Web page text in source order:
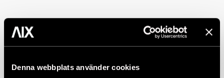
Denna webbplats använder cookies